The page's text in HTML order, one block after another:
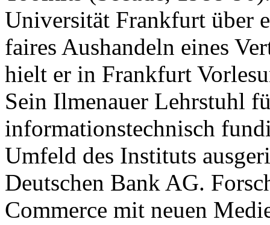
Universität Frankfurt über
faires Aushandeln eines
hielt er in Frankfurt
Sein Ilmenauer Lehrstuhl
informationstechnisch
Umfeld des Instituts
Deutschen Bank AG.
Commerce mit neuen